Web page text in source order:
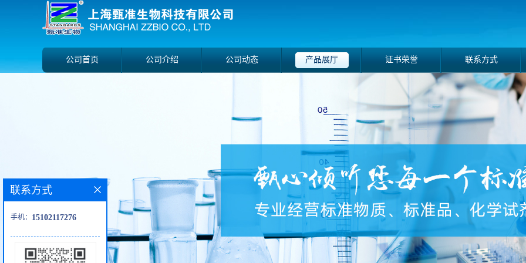
公司首页 公司介绍 公司动态 产品展厅 证书荣誉 联系方式
联系方式
手机： 15102117276